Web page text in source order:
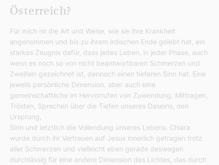
Österreich?
Für mich ist die Art und Weise, wie sie ihre Krankheit
angenommen und bis zu ihrem irdischen Ende gelebt hat, ein
starkes Zeugnis dafür, dass jedes Leben, in jeder Phase, auch
wenn es noch so von nicht beantwortbaren Schmerzen und
Zweifeln gezeichnet ist, dennoch einen tieferen Sinn hat. Eine
jeweils persönliche Dimension, aber auch eine
gemeinschaftliche im Hervorrufen von Zuwendung, Mittragen,
Trösten, Sprechen über die Tiefen unseres Daseins, den
Ursprung,
Sinn und letztlich die Vollendung unseres Lebens. Chiara
wurde durch ihr Vertrauen auf Jesus innerlich getragen trotz
aller Schmerzen und vielleicht eben gerade deswegen
durchlässig für eine andere Dimension des Lichtes, das durch